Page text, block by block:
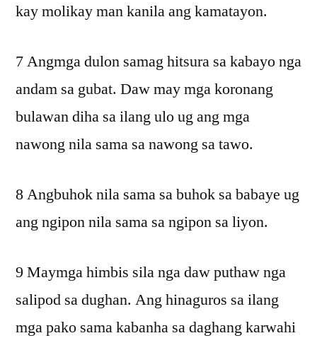
kay molikay man kanila ang kamatayon.
7 Angmga dulon samag hitsura sa kabayo nga
andam sa gubat. Daw may mga koronang
bulawan diha sa ilang ulo ug ang mga
nawong nila sama sa nawong sa tawo.
8 Angbuhok nila sama sa buhok sa babaye ug
ang ngipon nila sama sa ngipon sa liyon.
9 Maymga himbis sila nga daw puthaw nga
salipod sa dughan. Ang hinaguros sa ilang
mga pako sama kabanha sa daghang karwahi